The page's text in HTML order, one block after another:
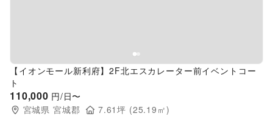
【イオンモール新利府】2F北エスカレーター前イベントコー
ト
110,000 円/日〜
宮城県 宮城郡 7.61坪 (25.19 ㎡)